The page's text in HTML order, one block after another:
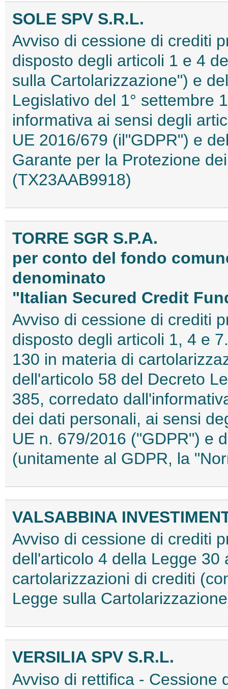
SOLE SPV S.R.L.
Avviso di cessione di crediti
disposto degli articoli 1 e 4
sulla Cartolarizzazione") e
Legislativo del 1° settembre
informativa ai sensi degli
UE 2016/679 (il"GDPR") e
Garante per la Protezione
(TX23AAB9918)
TORRE SGR S.P.A.
per conto del fondo
denominato
"Italian Secured Credit
Avviso di cessione di crediti
disposto degli articoli 1, 4 e
130 in materia di
dell'articolo 58 del Decreto
385, corredato
dei dati personali, ai sensi
UE n. 679/2016 ("GDPR") e
(unitamente al GDPR, la
VALSABBINA
Avviso di cessione di crediti
dell'articolo 4 della Legge
cartolarizzazioni di crediti
Legge sulla
VERSILIA SPV S.R.L.
Avviso di rettifica - Cessione